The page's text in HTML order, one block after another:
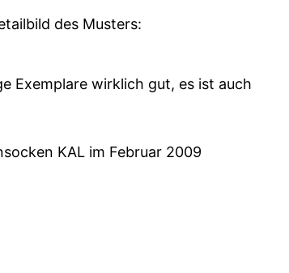
des Musters:
Exemplare wirklich gut, es ist auch
KAL im Februar 2009